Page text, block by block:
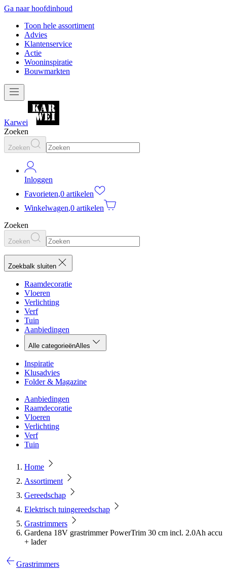
Ga naar hoofdinhoud
Toon hele assortiment
Advies
Klantenservice
Actie
Wooninspiratie
Bouwmarkten
Karwei
Zoeken
Zoeken
Inloggen
Favorieten,0 artikelen
Winkelwagen,0 artikelen
Zoeken
Zoeken
Zoekbalk sluiten
Raamdecoratie
Vloeren
Verlichting
Verf
Tuin
Aanbiedingen
Alle categorieënAlles
Inspiratie
Klusadvies
Folder & Magazine
Aanbiedingen
Raamdecoratie
Vloeren
Verlichting
Verf
Tuin
Home
Assortiment
Gereedschap
Elektrisch tuingereedschap
Grastrimmers
Gardena 18V grastrimmer PowerTrim 30 cm incl. 2.0Ah accu
+ lader
Grastrimmers